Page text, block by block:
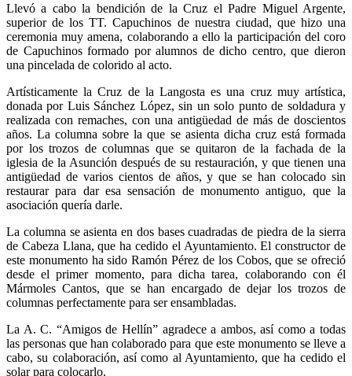
Llevó a cabo la bendición de la Cruz el Padre Miguel Argente,
superior de los TT. Capuchinos de nuestra ciudad, que hizo una
ceremonia muy amena, colaborando a ello la participación del coro
de Capuchinos formado por alumnos de dicho centro, que dieron
una pincelada de colorido al acto.
Artísticamente la Cruz de la Langosta es una cruz muy artística,
donada por Luis Sánchez López, sin un solo punto de soldadura y
realizada con remaches, con una antigüedad de más de doscientos
años. La columna sobre la que se asienta dicha cruz está formada
por los trozos de columnas que se quitaron de la fachada de la
iglesia de la Asunción después de su restauración, y que tienen una
antigüedad de varios cientos de años, y que se han colocado sin
restaurar para dar esa sensación de monumento antiguo, que la
asociación quería darle.
La columna se asienta en dos bases cuadradas de piedra de la sierra
de Cabeza Llana, que ha cedido el Ayuntamiento. El constructor de
este monumento ha sido Ramón Pérez de los Cobos, que se ofreció
desde el primer momento, para dicha tarea, colaborando con él
Mármoles Cantos, que se han encargado de dejar los trozos de
columnas perfectamente para ser ensambladas.
La A. C. “Amigos de Hellín” agradece a ambos, así como a todas
las personas que han colaborado para que este monumento se lleve a
cabo, su colaboración, así como al Ayuntamiento, que ha cedido el
solar para colocarlo.